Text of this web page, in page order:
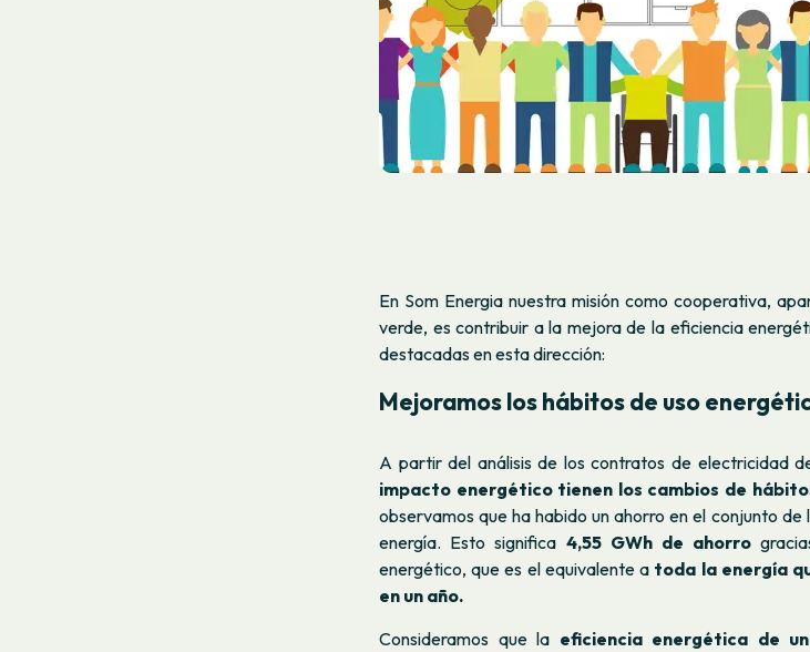
En Som Energia nuestra misión como cooperativa,
verde, es contribuir a la mejora de la eficiencia
destacadas en esta dirección:
Mejoramos los hábitos de uso
A partir del análisis de los contratos de electricidad
impacto energético tienen los cambios de
observamos que ha habido un ahorro en el conjunto
energía. Esto significa 4,55 GWh de ahorro
energético, que es el equivalente a toda la energía
en un año.
Consideramos que la eficiencia energética de